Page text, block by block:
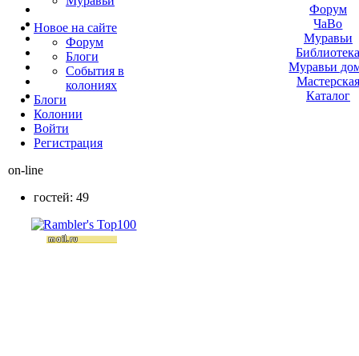
Новое на сайте
Форум
Блоги
События в
колониях
Блоги
Колонии
Войти
Peгиcтpaция
on-line
гостей: 49
Форум
ЧаВо
Муравьи
Муравьи
Мастерская
Каталог